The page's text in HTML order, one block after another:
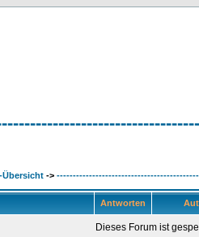
Übersicht ->
Antworten
Dieses Forum ist